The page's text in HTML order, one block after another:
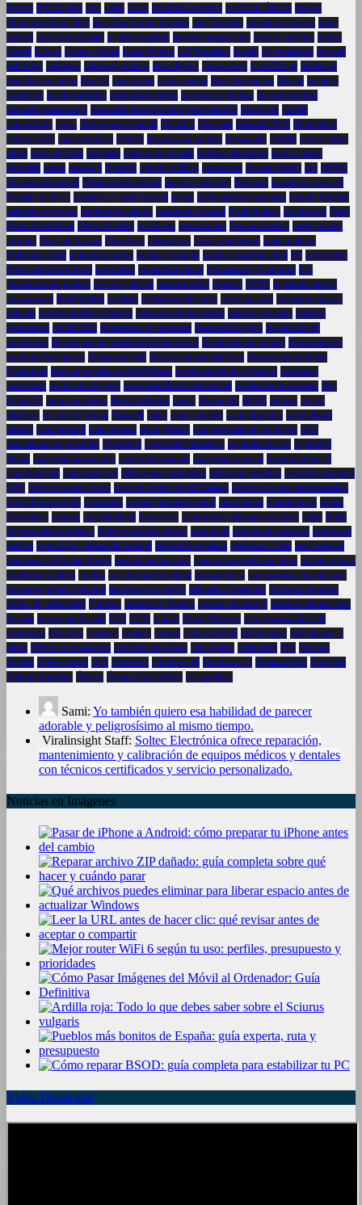
Iphone IPO España Irán islam Israel Jennifer Lawrence José Luis Ábalos Juegos
Olímpicos París 2024 juez Juan Carlos Peinado juez Zapatero jugadores jóvenes Junts
justicia justicia en España justicia española justicia internacional jóvenes talentos Koldo
García LaLiga Lamine Yamal Lando Norris Lcd Portatiles legado ley antitabaco leyenda
del fútbol liderazgo liderazgo político lince ibérico lionel messi Luca Zidane límites de
pantalla para niños Madrid magistrado malversación Max Verstappen Mazón medidas
cautelares medio ambiente memoria histórica mercado de divisas mercado laboral
mercados financieros Mercedes-Benz Fashion Week Madrid Microsoft mobile
connectivity moda Monarquía española Moncloa Movistar Mundial 2026 Mundial de
Clubes 2025 música urbana NASA negociación política Netanyahu Netflix niveles clave
niños norte de Gaza nostalgia noticias de España noticias deportivas nuevas pistas
obesidad oferta omega-3 OpenAI opinión pública optimismo Oriente Medio oro OTAN
Ousmane Dembélé Pablo Carreño Busta pagos en efectivo Palestina panadería artesanal
Pantalla LCD 17 pantallas y sueño infantil pareja participación ciudadana Partido Popular
patinetes eléctricos patrimonio cultural patrimonio natural Paula Badosa paz interior Pedri
Pedro Almodóvar Pedro Sánchez pensiones periodontitis Personalización peste porcina
africana Picos de Europa Placa base placas base poder adquisitivo poder político
Policlínica Alen polémica política política española política española 2026 PP prevención
Prevención del Cáncer privacidad privacidad online Privacidad y Seguridad Pro
procedimiento judicial proceso judicial productividad protesta PSOE quebrantahuesos
ransomware Real Madrid reciclaje recitación del Corán redes sociales reducir tiempo de
pantalla reforma judicial Sánchez refrigeración de portátil regreso a España relación
sentimental rentabilidad Reparacion de portátiles Reparación Apple Reparación de
impresoras Reparación de ordenadores Fuengirola Reparación de portátil Reparación de
portátiles Fuengirola Reparación HP Reparación pantalla Acer Reparación portátiles
Fuengirola Reparar pantalla portátil Málaga residencia fiscal en España resiliencia
resistencia resolución del juez responsabilidad institucional revelación de secretos Rey
Felipe VI ritmo circadiano Rosalía Madrid router Router 4G RTVE ruptura récord
histórico récords de Messi Sabadell salud salud cerebral salud digestiva salud digital
infantil salud infantil salud mental salud pública San Sebastián de los Reyes SAT
mantenimiento portátiles Seguridad seguridad cibernética seguridad de red seguridad
digital seguridad informática seguridad nacional seguridad regional Seguridad Social
seguridad vial seguridad wifi selecciones nacionales selección argentina selección española
SEO Servicio técnico Asus servicio técnico dental Málaga Servicio técnico para portátiles
Silvia Intxaurrondo sinceridad sistema judicial español smartphone Smartphones Soltec
Electrónica soporte sostenibilidad Stop-Loss síndrome de abstinencia digital tablet Taller
de reparación portátiles Taller reparación tablets tecnología tecnología educativa tecnología
médica tecnología y desarrollo infantil televisión española tendencia alcista tenis español
tensiones en Oriente Medio tensión institucional tiempo de pantalla en niños trabajo remoto
tradición española trading transformación digital transparencia transparencia institucional
transporte público Madrid trastornos del sueño tribunales españoles Tribunal Supremo
tráfico de influencias Turismo turismo en España turismo en madrid turismo internacional
España turistas en España UCI UCO unidad Unión Europea uso responsable de la
tecnología Usuarios Valencia vecinos verano vida saludable videojuegos videojuegos y
niños Videos de reparación violencia de género Vito Quiles volatilidad Vox Vuelta a
España vídeos cortos Wifi Windows windows 10 Windows 11 Yolanda Díaz YouTube
Zohran Mamdani Ábalos Álvaro García Ortiz ética política
Sami: Yo también quiero esa habilidad de parecer
adorable y peligrosísimo al mismo tiempo.
Viralinsight Staff: Soltec Electrónica ofrece reparación,
mantenimiento y calibración de equipos médicos y dentales
con técnicos certificados y servicio personalizado.
Noticias en Imágenes
Video Destacado